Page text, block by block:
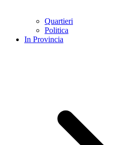
Quartieri
Politica
In Provincia